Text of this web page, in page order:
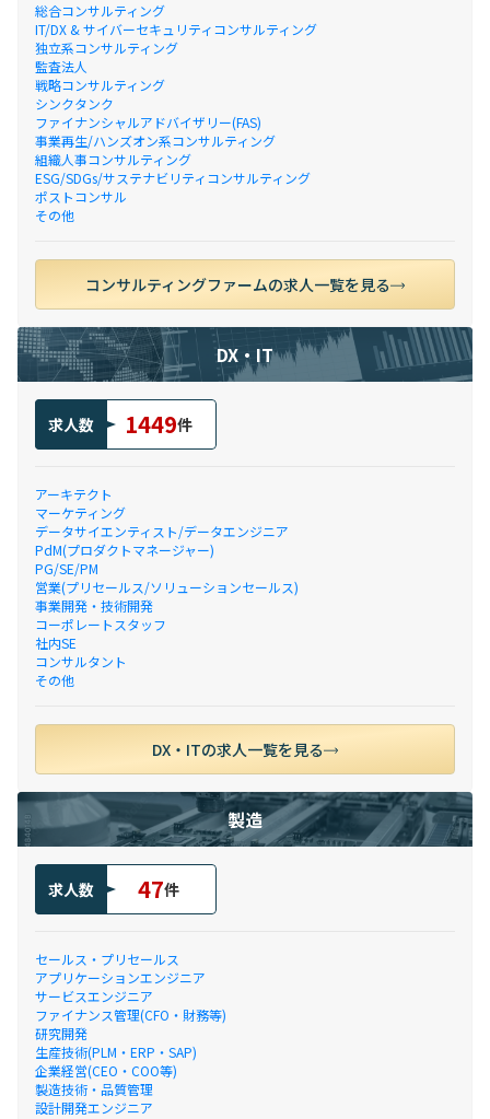
総合コンサルティング
IT/DX & サイバーセキュリティコンサルティング
独立系コンサルティング
監査法人
戦略コンサルティング
シンクタンク
ファイナンシャルアドバイザリー(FAS)
事業再生/ハンズオン系コンサルティング
組織人事コンサルティング
ESG/SDGs/サステナビリティコンサルティング
ポストコンサル
その他
コンサルティングファームの求人一覧を見る
DX・IT
求人数 1449件
アーキテクト
マーケティング
データサイエンティスト/データエンジニア
PdM(プロダクトマネージャー)
PG/SE/PM
営業(プリセールス/ソリューションセールス)
事業開発・技術開発
コーポレートスタッフ
社内SE
コンサルタント
その他
DX・ITの求人一覧を見る
製造
求人数 47件
セールス・プリセールス
アプリケーションエンジニア
サービスエンジニア
ファイナンス管理(CFO・財務等)
研究開発
生産技術(PLM・ERP・SAP)
企業経営(CEO・COO等)
製造技術・品質管理
設計開発エンジニア